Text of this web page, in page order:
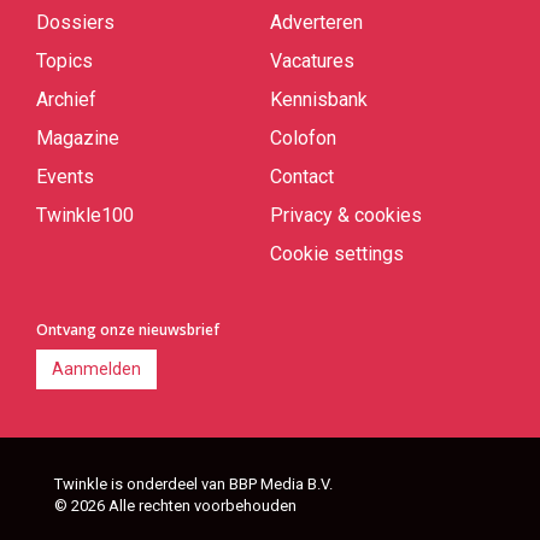
Dossiers
Topics
Archief
Magazine
Events
Twinkle100
Adverteren
Vacatures
Kennisbank
Colofon
Contact
Privacy & cookies
Cookie settings
Ontvang onze nieuwsbrief
Aanmelden
Twinkle is onderdeel van BBP Media B.V.
© 2026 Alle rechten voorbehouden